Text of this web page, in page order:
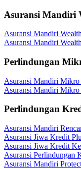
Asuransi Mandiri
Asuransi Mandiri
Asuransi Mandiri
Perlindungan
Asuransi Mandiri Mikro
Asuransi Mandiri
Perlindungan
Asuransi Mandiri
Asuransi Jiwa Kredit
Asuransi Jiwa Kredit
Asuransi Perlindungan
Asuransi Mandiri